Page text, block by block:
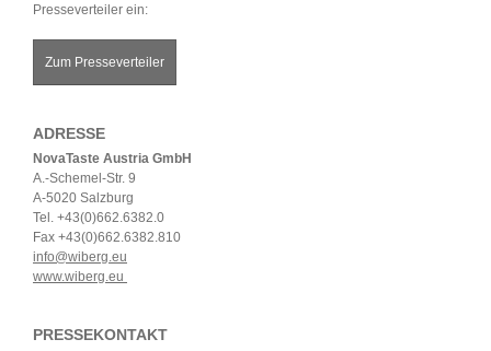
Presseverteiler ein:
Zum Presseverteiler
ADRESSE
NovaTaste Austria GmbH
A.-Schemel-Str. 9
A-5020 Salzburg
Tel. +43(0)662.6382.0
Fax +43(0)662.6382.810
info@wiberg.eu
www.wiberg.eu
PRESSEKONTAKT